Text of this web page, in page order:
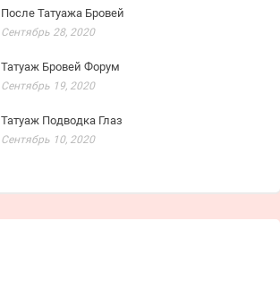
После Татуажа Бровей
Сентябрь 28, 2020
Татуаж Бровей Форум
Сентябрь 19, 2020
Татуаж Подводка Глаз
Сентябрь 10, 2020